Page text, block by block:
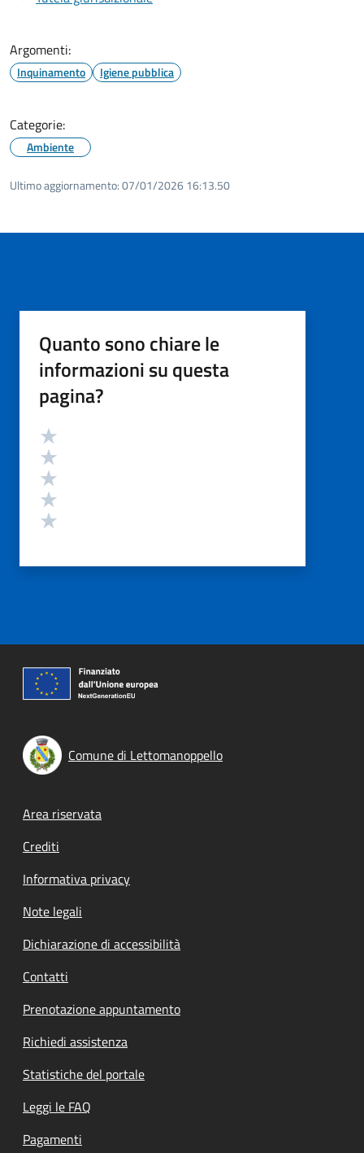
Argomenti:
Inquinamento Igiene pubblica
Categorie:
Ambiente
Ultimo aggiornamento:07/01/2026 16:13.50
Quanto sono chiare le
informazioni su questa
pagina?
Valutazione
Comune di Lettomanoppello
Footer menu
Area riservata
Crediti
Informativa privacy
Note legali
Dichiarazione di accessibilità
Contatti
Prenotazione appuntamento
Richiedi assistenza
Statistiche del portale
Leggi le FAQ
Pagamenti